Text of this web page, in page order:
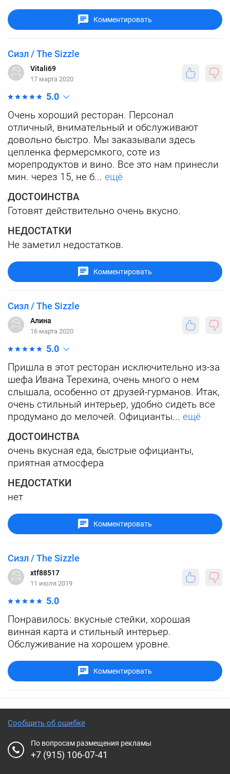
Комментировать
Сизл / The Sizzle
Vitali69
17 марта 2020
5.0
Очень хороший ресторан. Персонал
отличный, внимательный и обслуживают
довольно быстро. Мы заказывали здесь
цепленка фермерсмкого, соте из
морепродуктов и вино. Все это нам принесли
мин. через 15, не б... ещё
ДОСТОИНСТВА
Готовят действительно очень вкусно.
НЕДОСТАТКИ
Не заметил недостатков.
Комментировать
Сизл / The Sizzle
Алина
16 марта 2020
5.0
Пришла в этот ресторан исключительно из-за
шефа Ивана Терехина, очень много о нем
слышала, особенно от друзей-гурманов. Итак,
очень стильный интерьер, удобно сидеть все
продумано до мелочей. Официанты... ещё
ДОСТОИНСТВА
очень вкусная еда, быстрые официанты,
приятная атмосфера
НЕДОСТАТКИ
нет
Комментировать
Сизл / The Sizzle
xtf88517
11 июля 2019
5.0
Понравилось: вкусные стейки, хорошая
винная карта и стильный интерьер.
Обслуживание на хорошем уровне.
Комментировать
Сообщить об ошибке
По вопросам размещения рекламы
+7 (915) 106-07-41